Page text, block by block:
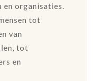
en organisaties.
tot
van
tot
en